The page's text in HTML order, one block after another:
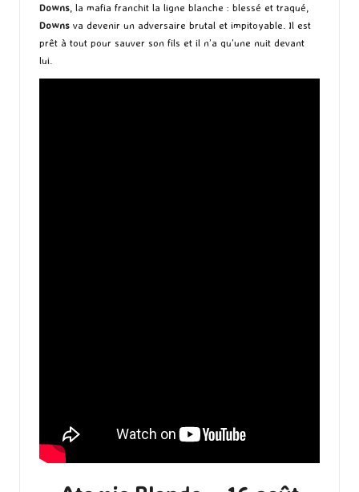
Downs, la mafia franchit la ligne blanche : blessé et traqué,
Downs va devenir un adversaire brutal et impitoyable. Il est
prêt à tout pour sauver son fils et il n’a qu’une nuit devant
lui.